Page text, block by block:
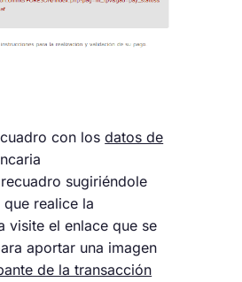
con losdatos de
sugiriéndole
realice la
visite el enlace que se
aportar una imagen
de la transacción